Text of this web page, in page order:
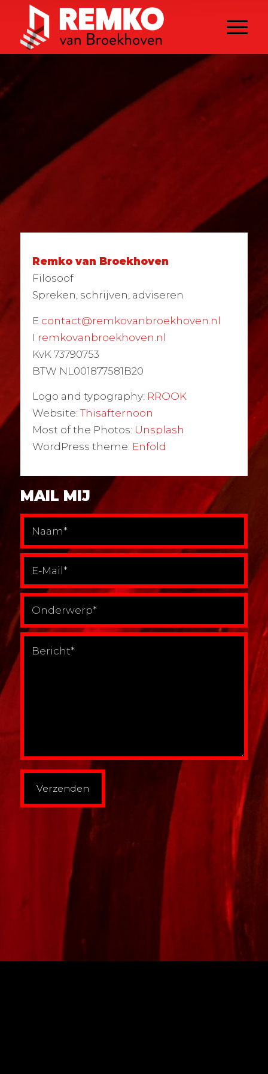
Remko van Broekhoven
Filosoof
Spreken, schrijven, adviseren
E contact@remkovanbroekhoven.nl
I remkovanbroekhoven.nl
KvK 73790753
BTW NL001877581B20
Logo and typography: RROOK
Website:Thisafternoon
Most of the Photos: Unsplash
WordPress theme: Enfold
MAIL MIJ